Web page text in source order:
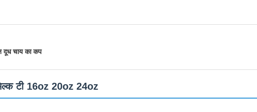
दूध चाय का कप
टी 16oz 20oz 24oz